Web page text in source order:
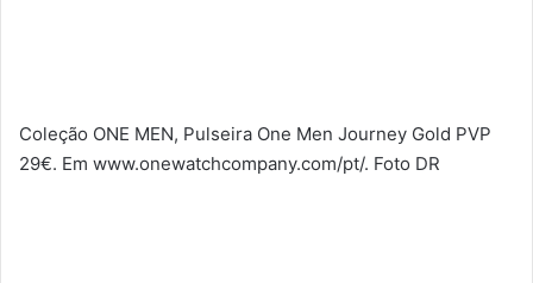
Coleção ONE MEN, Pulseira One Men Journey Gold PVP
29€. Em www.onewatchcompany.com/pt/. Foto DR